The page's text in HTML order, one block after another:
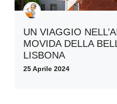
UN VIAGGIO
MOVIDA DELLA
LISBONA
25 Aprile 2024